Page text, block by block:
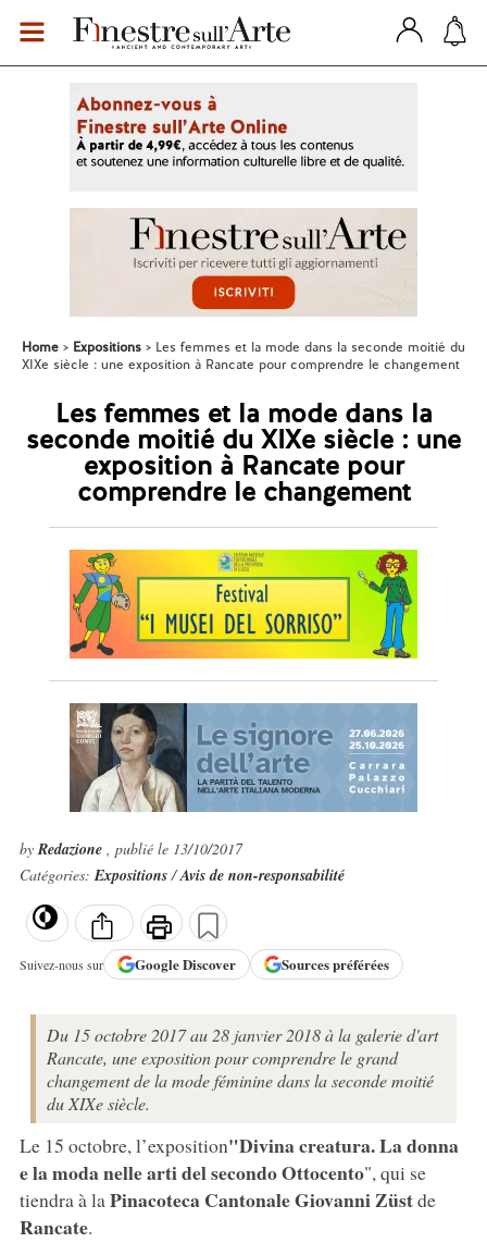
Home Expositions
Les femmes et la mode dans la seconde moitié du
XIXe siècle : une exposition à Rancate pour comprendre le changement
Les femmes et la mode dans la
seconde moitié du XIXe siècle : une
exposition à Rancate pour
comprendre le changement
byRedazione , publié le 13/10/2017
Catégories:Expositions/Avis de non-responsabilité
Suivez-nous sur GoogleDiscover Sources préférées
Du 15 octobre 2017 au 28 janvier 2018 à la galerie d'art
Rancate, une exposition pour comprendre le grand
changement de la mode féminine dans la seconde moitié
du XIXe siècle.
Le 15 octobre, l’exposition"Divina creatura. La donna
e la moda nelle arti del secondo Ottocento", qui se
tiendra à la Pinacoteca Cantonale Giovanni Züstde
Rancate.